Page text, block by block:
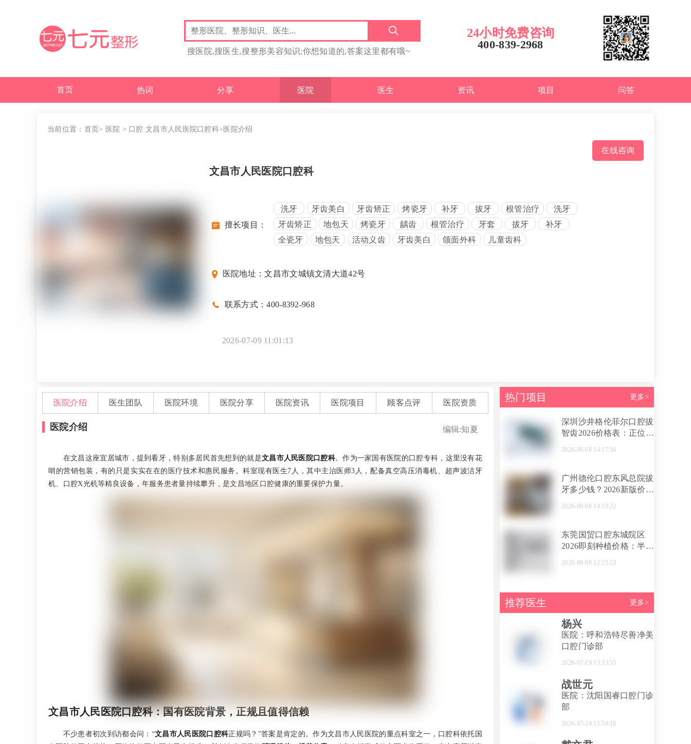
搜医院,搜医生,搜整形美容知识;你想知道的,答案这里都有哦~
24小时免费咨询
400-839-2968
首页 热词 分享 医院 医生 资讯 项目 问答
当前位置： 首页> 医院 > 口腔 文昌市人民医院口腔科>医院介绍
文昌市人民医院口腔科
擅长项目：
洗牙 牙齿美白 牙齿矫正 烤瓷牙 补牙 拔牙 根管治疗
洗牙
牙齿矫正
地包天 烤瓷牙 龋齿 根管治疗 牙套 拔牙
补牙
全瓷牙
地包天 活动义齿 牙齿美白 颌面外科 儿童齿科
医院地址：文昌市文城镇文清大道42号
联系方式：400-8392-968
2026-07-09 11:01:13
在线咨询
医院介绍 医生团队 医院环境 医院分享 医院资讯 医院项目 顾客点评 医院资质
医院介绍 编辑:知夏
在文昌这座宜居城市，提到看牙，特别多居民首先想到的就是文昌市人民医院口腔科。作为一家国有医院的口腔专科，这里没有花
哨的营销包装，有的只是实实在在的医疗技术和惠民服务。科室现有医生7人，其中主治医师3人，配备真空高压消毒机、超声波洁牙
机、口腔X光机等精良设备，年服务患者量持续攀升，是文昌地区口腔健康的重要保护力量。
文昌市人民医院口腔科：国有医院背景，正规且值得信赖
不少患者初次到访都会问：“文昌市人民医院口腔科正规吗？”答案是肯定的。作为文昌市人民医院的重点科室之一，口腔科依托国
热门项目 更多>
深圳沙井格伦菲尔口腔拔
智齿2026价格表：正位
2026-08-08 14:17:34
广州德伦口腔东风总院拔
牙多少钱？2026新版价格
2026-08-08 14:10:22
东莞国贸口腔东城院区
2026即刻种植价格：半口
2026-08-08 12:25:23
推荐医生 更多>
杨兴
医院：呼和浩特尽善净美
口腔门诊部
2026-07-19 13:33:55
战世元
医院：沈阳国睿口腔门诊
部
2026-07-24 11:56:18